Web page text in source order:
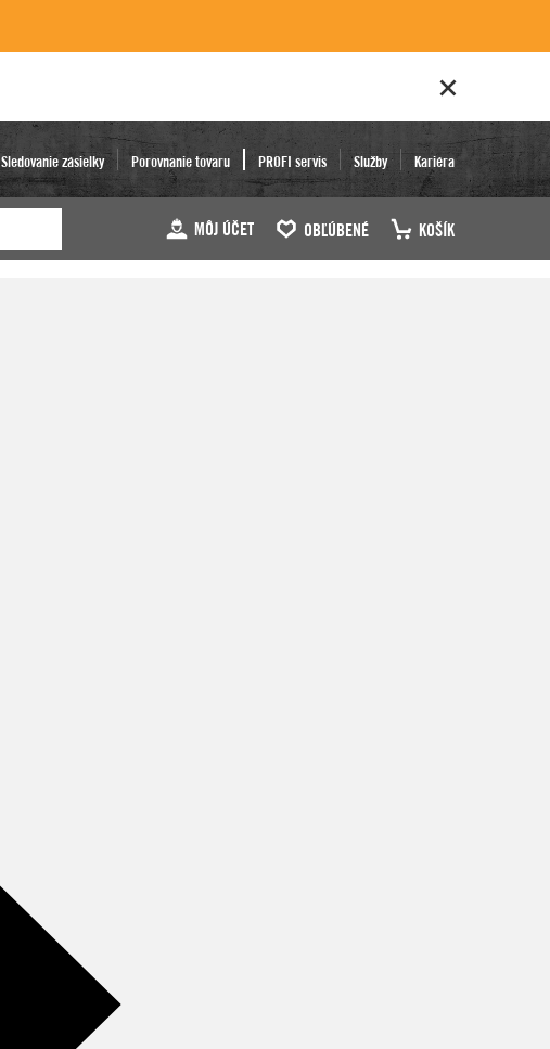
Sledovanie zásielky Porovnanie tovaru PROFI servis Služby Kariéra
MÔJ ÚČET OBĽÚBENÉ KOŠÍK